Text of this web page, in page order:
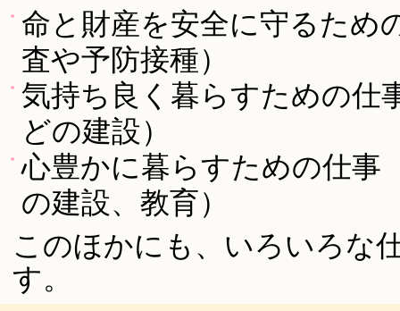
命と財産を安全に守るため
査や予防接種）
気持ち良く暮らすための仕
どの建設）
心豊かに暮らすための仕事
の建設、教育）
このほかにも、いろいろな
す。